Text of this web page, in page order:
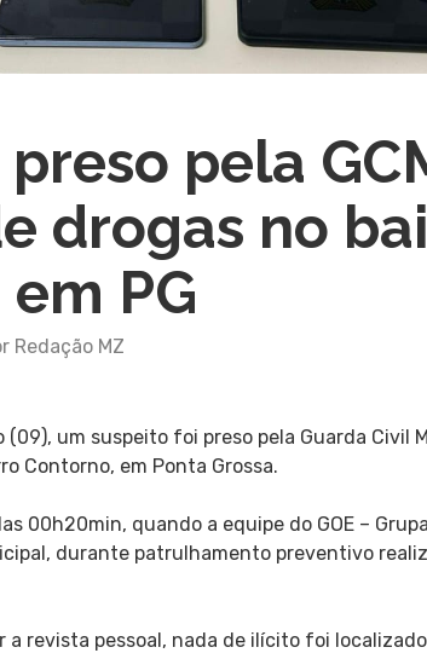
pela
drogas no
PG
Redação MZ
um suspeito foi preso pela Guarda Civil
Contorno, em Ponta Grossa.
00h20min, quando a equipe do GOE –
durante patrulhamento preventivo
a revista pessoal, nada de ilícito foi